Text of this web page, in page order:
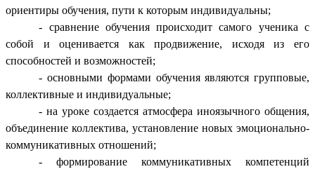
ориентиры обучения, пути к которым индивидуальны;
- сравнение обучения происходит самого ученика с
собой и оценивается как продвижение, исходя из его
способностей и возможностей;
- основными формами обучения являются групповые,
коллективные и индивидуальные;
- на уроке создается атмосфера иноязычного общения,
объединение коллектива, установление новых эмоционально-
коммуникативных отношений;
- формирование коммуникативных компетенций